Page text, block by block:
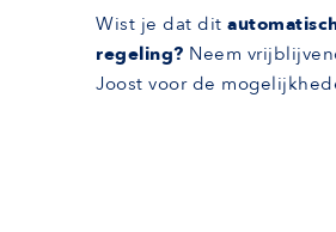
Wist je dat dit
regeling? Neem
Joost voor de